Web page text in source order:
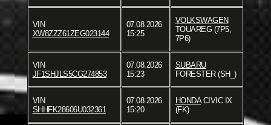
VIN
XW8ZZZ61ZEG023144
07.08.2026
15:25
VOLKSWAGEN
TOUAREG (7P5,
7P6)
VIN
JF1SHJLS5CG274853
07.08.2026
15:23
SUBARU
FORESTER (SH_)
VIN
SHHFK28606U032361
07.08.2026
15:20
HONDACIVIC IX
(FK)